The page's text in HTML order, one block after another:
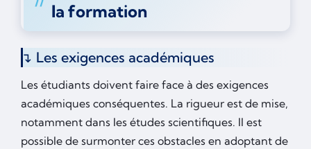
la formation
Les exigences académiques
Les étudiants doivent faire face à des exigences
académiques conséquentes. La rigueur est de mise,
notamment dans les études scientifiques. Il est
possible de surmonter ces obstacles en adoptant de